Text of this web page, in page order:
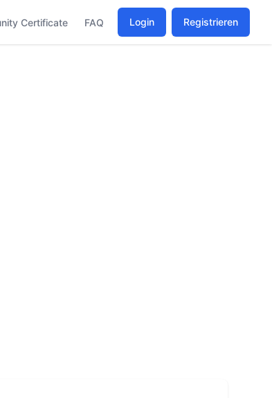
Certificate FAQ Login Registrieren